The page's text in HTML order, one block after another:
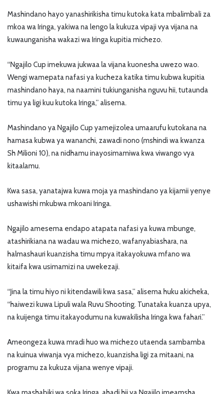
Mashindano hayo yanashirikisha timu kutoka kata mbalimbali za
mkoa wa Iringa, yakiwa na lengo la kukuza vipaji vya vijana na
kuwaunganisha wakazi wa Iringa kupitia michezo.
“Ngajilo Cup imekuwa jukwaa la vijana kuonesha uwezo wao.
Wengi wamepata nafasi ya kucheza katika timu kubwa kupitia
mashindano haya, na naamini tukiunganisha nguvu hii, tutaunda
timu ya ligi kuu kutoka Iringa,” alisema.
Mashindano ya Ngajilo Cup yamejizolea umaarufu kutokana na
hamasa kubwa ya wananchi, zawadi nono (mshindi wa kwanza
Sh Milioni 10), na nidhamu inayosimamiwa kwa viwango vya
kitaalamu.
Kwa sasa, yanatajwa kuwa moja ya mashindano ya kijamii yenye
ushawishi mkubwa mkoani Iringa.
Ngajilo amesema endapo atapata nafasi ya kuwa mbunge,
atashirikiana na wadau wa michezo, wafanyabiashara, na
halmashauri kuanzisha timu mpya itakayokuwa mfano wa
kitaifa kwa usimamizi na uwekezaji.
“Jina la timu hiyo ni kitendawili kwa sasa,” alisema huku akicheka,
“haiwezi kuwa Lipuli wala Ruvu Shooting. Tunataka kuanza upya,
na kuijenga timu itakayodumu na kuwakilisha Iringa kwa fahari.”
Ameongeza kuwa mradi huo wa michezo utaenda sambamba
na kuinua viwanja vya michezo, kuanzisha ligi za mitaani, na
programu za kukuza vijana wenye vipaji.